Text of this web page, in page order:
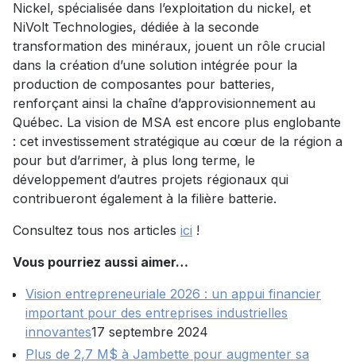
Nickel, spécialisée dans l’exploitation du nickel, et
NiVolt Technologies, dédiée à la seconde
transformation des minéraux, jouent un rôle crucial
dans la création d’une solution intégrée pour la
production de composantes pour batteries,
renforçant ainsi la chaîne d’approvisionnement au
Québec. La vision de MSA est encore plus englobante
: cet investissement stratégique au cœur de la région a
pour but d’arrimer, à plus long terme, le
développement d’autres projets régionaux qui
contribueront également à la filière batterie.
Consultez tous nos articles ici !
Vous pourriez aussi aimer…
Vision entrepreneuriale 2026 : un appui financier
important pour des entreprises industrielles
innovantes17 septembre 2024
Plus de 2,7 M$ à Jambette pour augmenter sa